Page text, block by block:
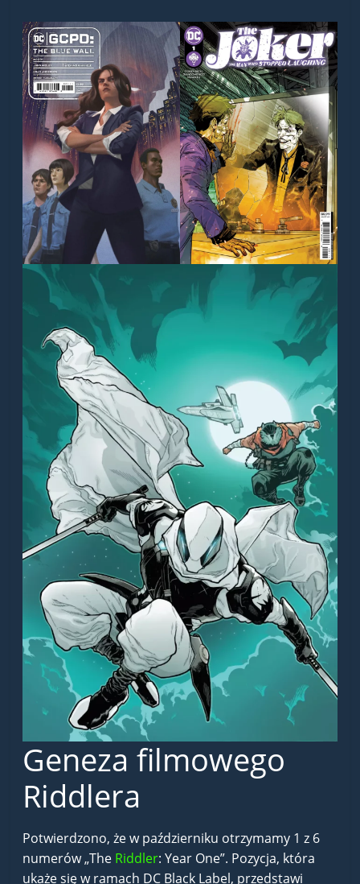
Geneza filmowego
Riddlera
Potwierdzono, że w październiku otrzymamy 1 z 6
numerów „The Riddler: Year One”. Pozycja, która
ukaże się w ramach DC Black Label, przedstawi